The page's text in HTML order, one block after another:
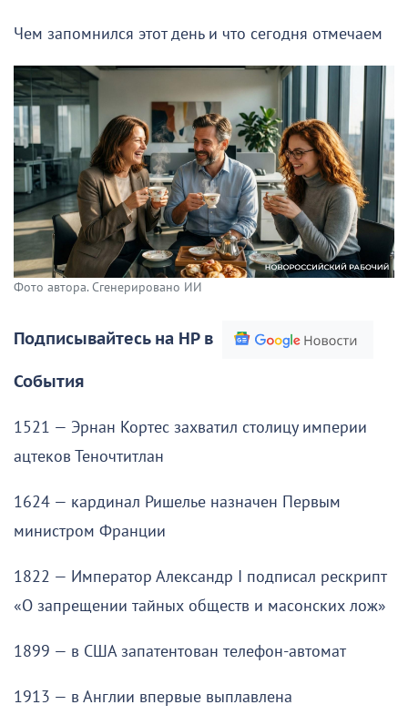
Чем запомнился этот день и что сегодня отмечаем
Фото автора. Сгенерировано ИИ
Подписывайтесь на НР в
События
1521 — Эрнан Кортес захватил столицу империи
ацтеков Теночтитлан
1624 — кардинал Ришелье назначен Первым
министром Франции
1822 — Император Александр I подписал рескрипт
«О запрещении тайных обществ и масонских лож»
1899 — в США запатентован телефон-автомат
1913 — в Англии впервые выплавлена